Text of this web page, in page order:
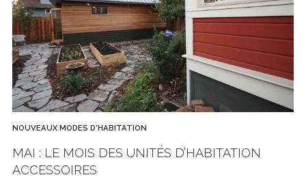
NOUVEAUX MODES D'HABITATION
MAI : LE MOIS DES UNITÉS D’HABITATION
ACCESSOIRES